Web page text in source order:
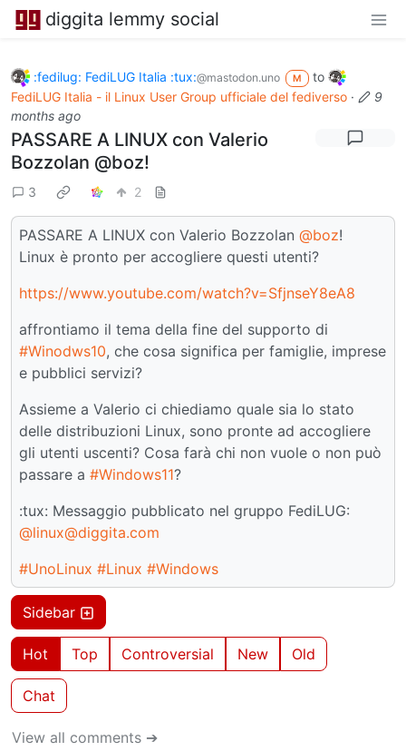
diggita lemmy social
:fedilug: FediLUG Italia :tux:@mastodon.uno M
to
FediLUG Italia - il Linux User Group ufficiale del fediverso ·
9
months ago
PASSARE A LINUX con Valerio
Bozzolan @boz!
3 2
PASSARE A LINUX con Valerio Bozzolan @boz!
Linux è pronto per accogliere questi utenti?
https://www.youtube.com/watch?v=SfjnseY8eA8
affrontiamo il tema della fine del supporto di
#Winodws10, che cosa significa per famiglie, imprese
e pubblici servizi?
Assieme a Valerio ci chiediamo quale sia lo stato
delle distribuzioni Linux, sono pronte ad accogliere
gli utenti uscenti? Cosa farà chi non vuole o non può
passare a #Windows11?
:tux: Messaggio pubblicato nel gruppo FediLUG:
@linux@diggita.com
#UnoLinux #Linux #Windows
Sidebar
Hot Top Controversial New Old
Chat
View all comments ➔